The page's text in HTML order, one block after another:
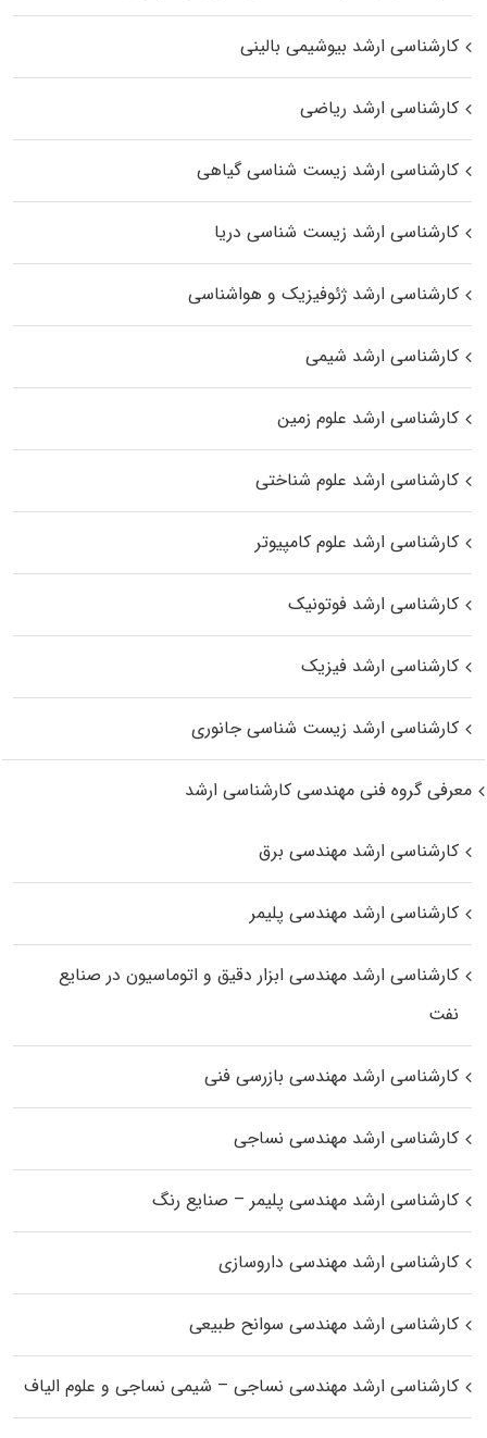
کارشناسی ارشد بیوشیمی بالینی
کارشناسی ارشد ریاضی
کارشناسی ارشد زیست‌ شناسی گیاهی
کارشناسی ارشد زیست‌ شناسی دریا
کارشناسی ارشد ژئوفیزیک و هواشناسی
کارشناسی ارشد شیمی
کارشناسی ارشد علوم زمین
کارشناسی ارشد علوم شناختی
کارشناسی ارشد علوم کامپیوتر
کارشناسی ارشد فوتونیک
کارشناسی ارشد فیزیک
کارشناسی ارشد زیست‌ شناسی جانوری
معرفی گروه فنی مهندسی کارشناسی ارشد
کارشناسی ارشد مهندسی برق
کارشناسی ارشد مهندسی پلیمر
کارشناسی ارشد مهندسی ابزار دقیق و اتوماسیون در صنایع
نفت
کارشناسی ارشد مهندسی بازرسی فنی
کارشناسی ارشد مهندسی نساجی
کارشناسی ارشد مهندسی پلیمر – صنایع رنگ
کارشناسی ارشد مهندسی داروسازی
کارشناسی ارشد مهندسی سوانح طبیعی
کارشناسی ارشد مهندسی نساجی – شیمی نساجی و علوم الیاف